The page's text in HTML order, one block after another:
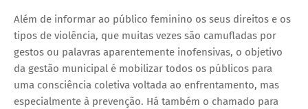
Além de informar ao público feminino os seus direitos e os
tipos de violência, que muitas vezes são camufladas por
gestos ou palavras aparentemente inofensivas, o objetivo
da gestão municipal é mobilizar todos os públicos para
uma consciência coletiva voltada ao enfrentamento, mas
especialmente à prevenção. Há também o chamado para